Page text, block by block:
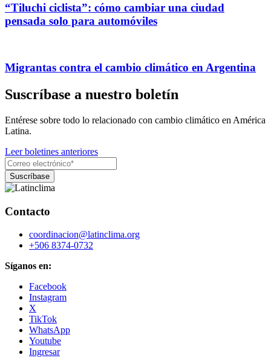
“Tiluchi ciclista”: cómo cambiar una ciudad
pensada solo para automóviles
Migrantas contra el cambio climático en Argentina
Suscríbase a nuestro boletín
Entérese sobre todo lo relacionado con cambio climático en América
Latina.
Leer boletines anteriores
Contacto
coordinacion@latinclima.org
+506 8374-0732
Síganos en:
Facebook
Instagram
X
TikTok
WhatsApp
Youtube
Ingresar